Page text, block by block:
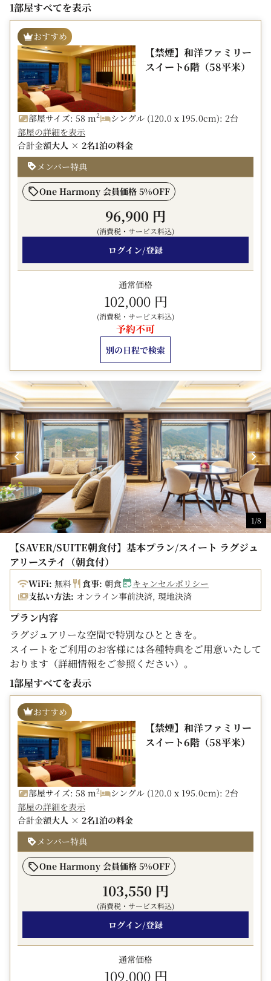
※3名様でのご利用の場合エキストラベッドをリビングに
1台ご用意。
※和洋ファミリースイートを3名～4名様でご利用の場合
は、和室へ布団1～2組をご用意いたします。
■スイート設備■
・ふかふかのバスタオル生地で仕上げたオリジナルバスロ
ーブ
・マットレスパッド「エアウィーヴ」を使用
■スイート・特別室ご宿泊者様特典■
１.スイートルームプレミアムチケット（下記よりいずれ
かひとつ選択可）
(1)ホテル特製フレンチトースト
(3)サンドイッチ（ハーフサイズ）
(4)ホテルオークラ神戸 お持ち帰り焼き菓子セット
(5)ヘルスクラブ内 サウナ・バス無料（おひとり様1回）
※(1)～(3)はロビー階カジュアルダイニング「カメリア」
もしくはルームサービスにて、(4)はロビー階カジュアル
ダイニング「カメリア」テイクアウトコーナーにてご用
２.ミニバー内ドリンク及びコーヒーマシンは全て無料
（追加分は有料）※コンフォートスイートはコーヒーマシ
３.駐車場代無料（チェックアウト日の16：00まで・通常1
泊1,500円）
※特典は、予告なく変更する場合がございます。
◆添い寝のお子様
12歳（小学生）以下のお子様が大人と同じベッドで添い
寝される場合（食事なし･ベッドなし）、お子様の宿泊料
金は無料です。ただし、朝食代等その他食事などは別途有
料。
■キャンセル料のご案内
前日：宿泊料金の20%
当日：宿泊料金の80%
不泊（無連絡）：宿泊料金の100%
1部屋すべてを表示
おすすめ
【禁煙】和洋ファミリー
スイート6階（58平米）
部屋サイズ: 58 m2
シングル (120.0 x 195.0cm): 2台
部屋の詳細を表示
合計金額大人 × 2名1泊の料金
メンバー特典
One Harmony 会員価格 5%OFF
96,900 円
(消費税・サービス料込)
ログイン/登録
通常価格
102,000 円
(消費税・サービス料込)
予約不可
別の日程で検索
1/8
【SAVER/SUITE朝食付】基本プラン/スイート ラグジュ
アリーステイ（朝食付）
WiFi: 無料 食事: 朝食
キャンセルポリシー
支払い方法: オンライン事前決済, 現地決済
プラン内容
ラグジュアリーな空間で特別なひとときを。
スイートをご利用のお客様には各種特典をご用意いたして
おります（詳細情報をご参照ください）。
※3名様でのご利用の場合エキストラベッドをリビングに
1台ご用意。
※和洋ファミリースイートを3名～4名様でご利用の場合
は、和室へ布団1～2組をご用意いたします。
■スイート設備■
・ふかふかのバスタオル生地で仕上げたオリジナルバスロ
ーブ
・マットレスパッド「エアウィーヴ」を使用
■朝食■
ルームサービス 6:00～11:00（レストラン7:00～10:00で
の朝食ブッフェも選択可）
※朝食内容及び提供時間は、予告なく変更になる場合有
■スイート・特別室ご宿泊者様特典■
１.スイートルームプレミアムチケット（下記よりいずれ
(1)ホテル特製フレンチトースト
(2)パティシエ特製ケーキ（数量限定）
(3)サンドイッチ（ハーフサイズ）
(4)ホテルオークラ神戸 お持ち帰り焼き菓子セット
1部屋すべてを表示
おすすめ
【禁煙】和洋ファミリー
スイート6階（58平米）
部屋サイズ: 58 m2
シングル (120.0 x 195.0cm): 2台
部屋の詳細を表示
合計金額大人 × 2名1泊の料金
メンバー特典
One Harmony 会員価格 5%OFF
103,550 円
(消費税・サービス料込)
ログイン/登録
通常価格
109,000 円